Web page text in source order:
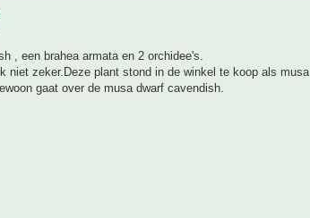
, een brahea armata en 2 orchidee's.
niet zeker.Deze plant stond in de winkel te koop als musa
gaat over de musa dwarf cavendish.